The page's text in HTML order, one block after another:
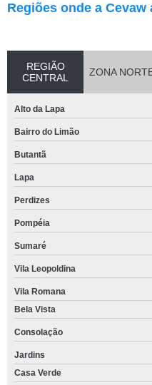
Regiões onde a Cevaw
REGIÃO
CENTRAL
ZONA
Alto da Lapa
Bairro do Limão
Butantã
Lapa
Perdizes
Pompéia
Sumaré
Vila Leopoldina
Vila Romana
Bela Vista
Consolação
Jardins
Casa Verde